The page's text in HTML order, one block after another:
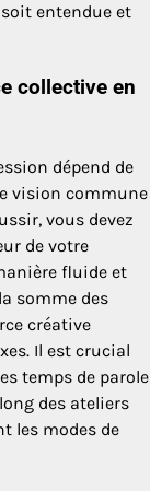
entendue et
collective en
dépend de
vision commune
vous devez
de votre
fluide et
somme des
créative
Il est crucial
temps de parole
des ateliers
les modes de